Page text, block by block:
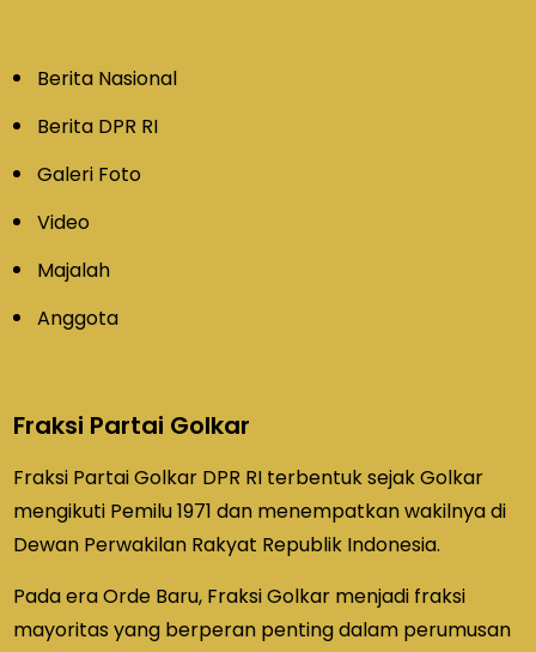
Berita Nasional
Berita DPR RI
Galeri Foto
Video
Majalah
Anggota
Fraksi Partai Golkar
Fraksi Partai Golkar DPR RI terbentuk sejak Golkar
mengikuti Pemilu 1971 dan menempatkan wakilnya di
Dewan Perwakilan Rakyat Republik Indonesia.
Pada era Orde Baru, Fraksi Golkar menjadi fraksi
mayoritas yang berperan penting dalam perumusan